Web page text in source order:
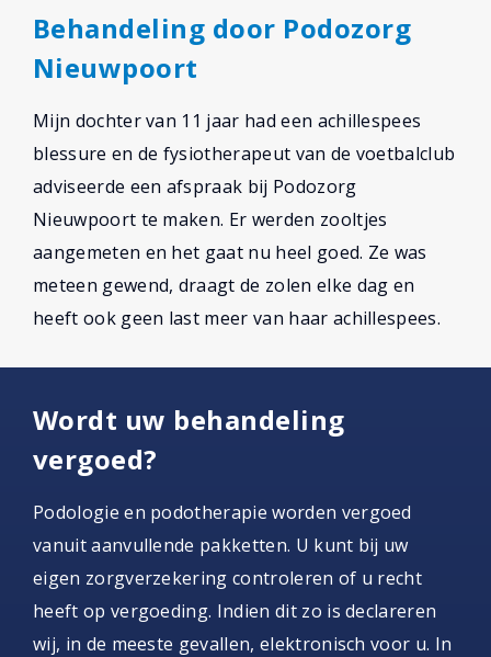
Behandeling door Podozorg
Nieuwpoort
Mijn dochter van 11 jaar had een achillespees
blessure en de fysiotherapeut van de voetbalclub
adviseerde een afspraak bij Podozorg
Nieuwpoort te maken. Er werden zooltjes
aangemeten en het gaat nu heel goed. Ze was
meteen gewend, draagt de zolen elke dag en
heeft ook geen last meer van haar achillespees.
Wordt uw behandeling
vergoed?
Podologie en podotherapie worden vergoed
vanuit aanvullende pakketten. U kunt bij uw
eigen zorgverzekering controleren of u recht
heeft op vergoeding. Indien dit zo is declareren
wij, in de meeste gevallen, elektronisch voor u. In